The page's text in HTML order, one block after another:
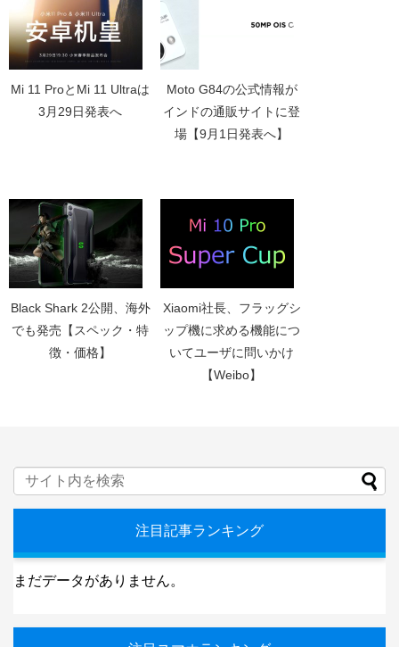
Mi 11 ProとMi 11 Ultraは
3月29日発表へ
Moto G84の公式情報が
インドの通販サイトに登
場【9月1日発表へ】
Black Shark 2公開、海外
でも発売【スペック・特
徴・価格】
Xiaomi社長、フラッグシ
ップ機に求める機能につ
いてユーザに問いかけ
【Weibo】
注目記事ランキング
まだデータがありません。